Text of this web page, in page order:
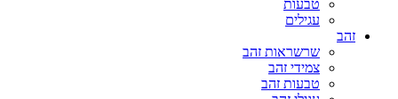
טבעות
עגילים
זהב
שרשראות זהב
צמידי זהב
טבעות זהב